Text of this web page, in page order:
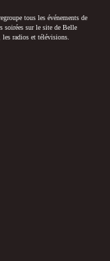
tous les événements de
soirées sur le site de Belle
les radios et télévisions.